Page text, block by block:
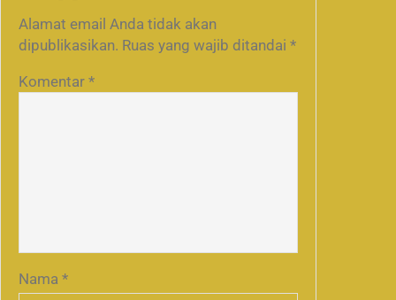
Alamat email Anda tidak akan
dipublikasikan. Ruas yang wajib ditandai *
Komentar *
Nama *